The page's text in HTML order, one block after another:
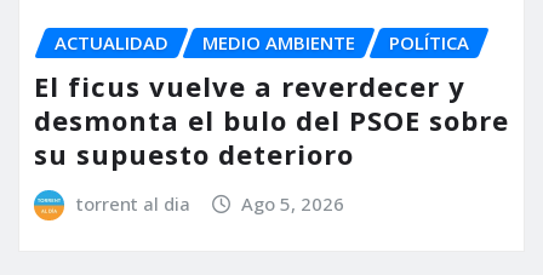
ACTUALIDAD MEDIO AMBIENTE POLÍTICA
El ficus vuelve a reverdecer y
desmonta el bulo del PSOE sobre
su supuesto deterioro
torrent al dia Ago 5, 2026